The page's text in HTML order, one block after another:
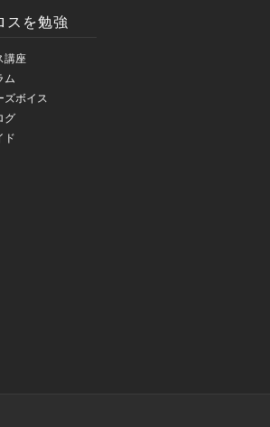
スを勉強
講座
ム
ズボイス
グ
ド